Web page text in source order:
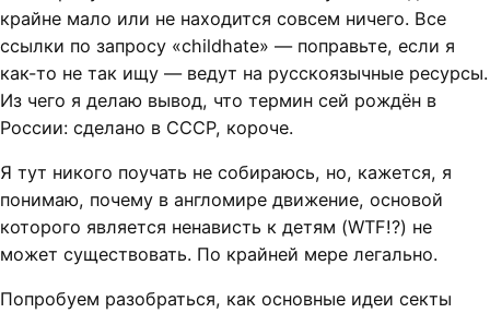
крайне мало или не находится совсем ничего. Все
ссылки по запросу «childhate» — поправьте, если я
как-то не так ищу — ведут на русскоязычные ресурсы.
Из чего я делаю вывод, что термин сей рождён в
России: сделано в СССР, короче.
Я тут никого поучать не собираюсь, но, кажется, я
понимаю, почему в англомире движение, основой
которого является ненависть к детям (WTF!?) не
может существовать. По крайней мере легально.
Попробуем разобраться, как основные идеи секты